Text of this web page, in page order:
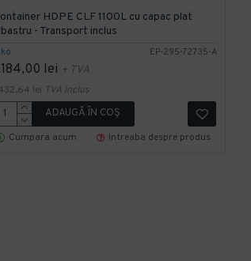
EP-295-72735-A
HDPE CLF 1100L cu capac plat
- Transport inclus
lei + TVA
lei TVA inclus
ADAUGĂ ÎN COŞ
Cumpara acum
Intreaba despre produs